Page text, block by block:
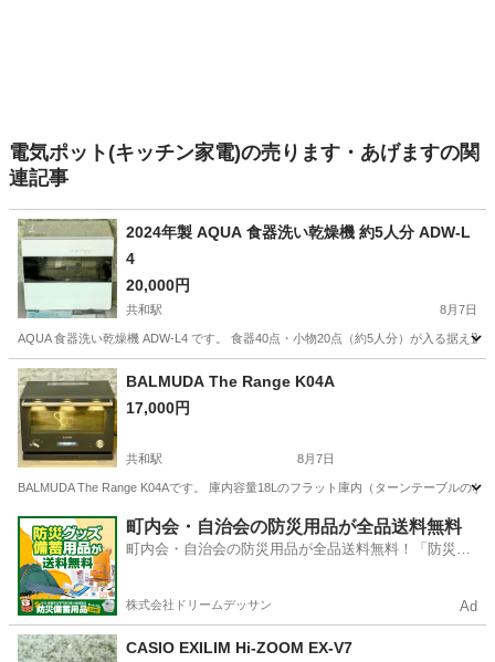
電気ポット(キッチン家電)の売ります・あげますの関
連記事
2024年製 AQUA 食器洗い乾燥機 約5人分 ADW-L
4
20,000円
共和駅 8月7日
AQUA 食器洗い乾燥機 ADW-L4 です。 食器40点・小物20点（約5人分）が入る据え
愛知 大府市
BALMUDA The Range K04A
17,000円
共和駅 8月7日
BALMUDA The Range K04Aです。 庫内容量18Lのフラット庫内（ターンテーブルの
愛知 大府市 共和駅 家電
町内会・自治会の防災用品が全品送料無料
町内会・自治会の防災用品が全品送料無料！「防災備
株式会社ドリームデッサン Ad
CASIO EXILIM Hi-ZOOM EX-V7